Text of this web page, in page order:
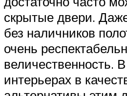
скрытые двери.
без наличников
очень
величественность.
интерьерах в